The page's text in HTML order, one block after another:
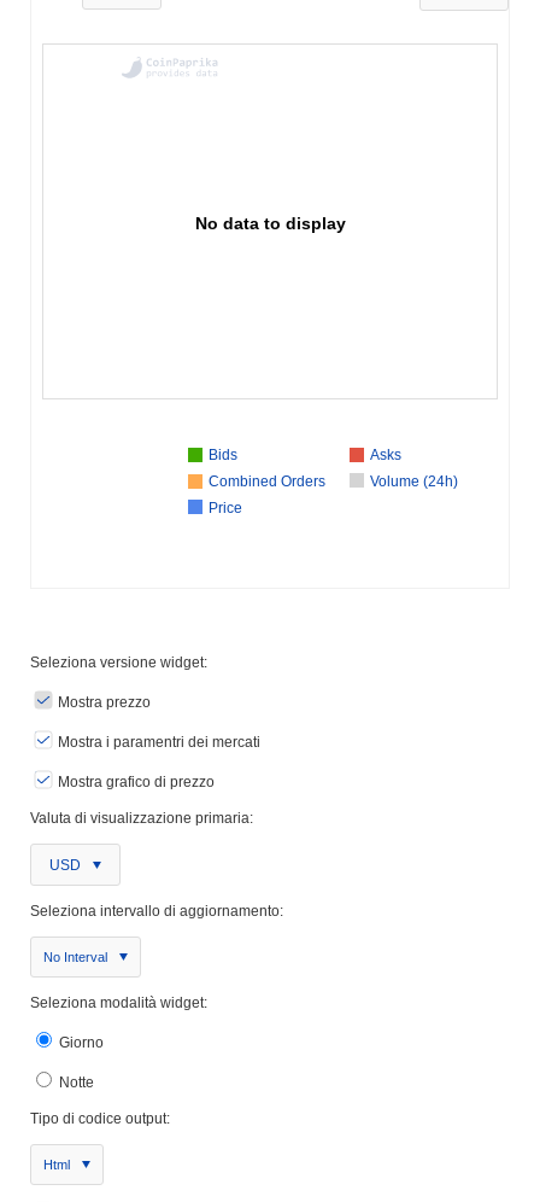
No data to display
Bids
Asks
Combined Orders
Volume (24h)
Price
Seleziona versione widget:
Mostra prezzo
Mostra i paramentri dei mercati
Mostra grafico di prezzo
Valuta di visualizzazione primaria:
USD
Seleziona intervallo di aggiornamento:
No Interval
Seleziona modalità widget:
Giorno
Notte
Tipo di codice output:
Html